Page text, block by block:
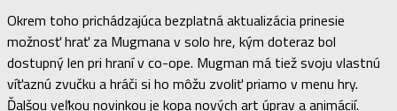
Okrem toho prichádzajúca bezplatná aktualizácia prinesie
možnosť hrať za Mugmana v solo hre, kým doteraz bol
dostupný len pri hraní v co-ope. Mugman má tiež svoju vlastnú
víťaznú zvučku a hráči si ho môžu zvoliť priamo v menu hry.
Ďalšou veľkou novinkou je kopa nových art úprav a animácií.